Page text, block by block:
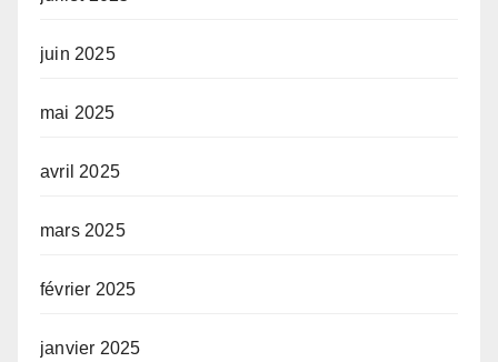
juin 2025
mai 2025
avril 2025
mars 2025
février 2025
janvier 2025